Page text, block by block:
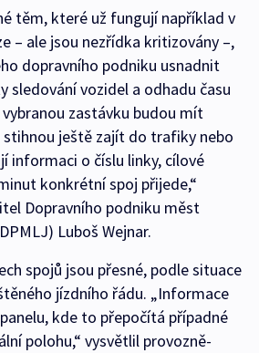
těm, které už fungují například v
– ale jsou nezřídka kritizovány –,
dopravního podniku usnadnit
sledování vozidel a odhadu času
zastávku budou mít
stihnou ještě zajít do trafiky nebo
informaci o číslu linky, cílové
konkrétní spoj přijede,“
Dopravního podniku měst
Luboš Wejnar.
spojů jsou přesné, podle situace
jízdního řádu. „Informace
kde to přepočítá případné
polohu,“ vysvětlil provozně-